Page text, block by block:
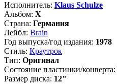
Исполнитель: Klaus Schulze
Альбом: X
Страна: Германия
Лейбл: Brain
Год выпуска/год издания: 1978
Стиль: Краутрок
Тип: Оригинал
Состояние пластинки/конверта:
Размер диска: 12"